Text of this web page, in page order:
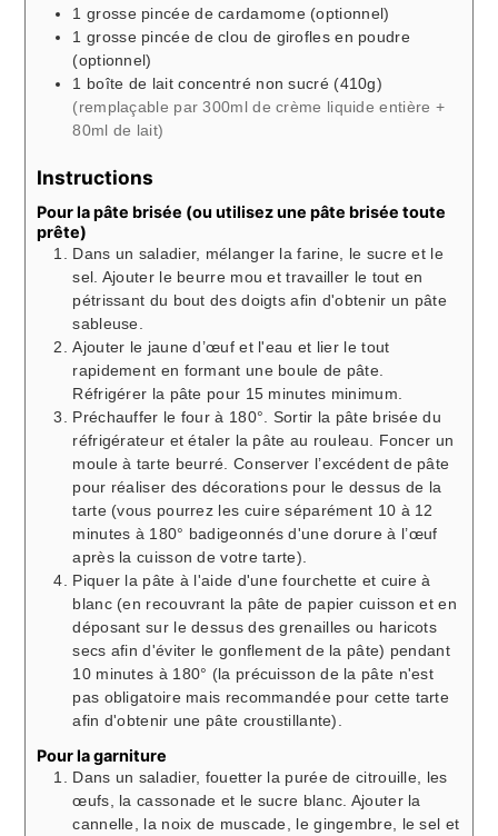
1 grosse pincée de cardamome (optionnel)
1 grosse pincée de clou de girofles en poudre
(optionnel)
1 boîte de lait concentré non sucré (410g)
(remplaçable par 300ml de crème liquide entière +
80ml de lait)
Instructions
Pour la pâte brisée (ou utilisez une pâte brisée toute
prête)
Dans un saladier, mélanger la farine, le sucre et le
sel. Ajouter le beurre mou et travailler le tout en
pétrissant du bout des doigts afin d'obtenir un pâte
sableuse.
Ajouter le jaune d’œuf et l'eau et lier le tout
rapidement en formant une boule de pâte.
Réfrigérer la pâte pour 15 minutes minimum.
Préchauffer le four à 180°. Sortir la pâte brisée du
réfrigérateur et étaler la pâte au rouleau. Foncer un
moule à tarte beurré. Conserver l’excédent de pâte
pour réaliser des décorations pour le dessus de la
tarte (vous pourrez les cuire séparément 10 à 12
minutes à 180° badigeonnés d'une dorure à l’œuf
après la cuisson de votre tarte).
Piquer la pâte à l'aide d'une fourchette et cuire à
blanc (en recouvrant la pâte de papier cuisson et en
déposant sur le dessus des grenailles ou haricots
secs afin d'éviter le gonflement de la pâte) pendant
10 minutes à 180° (la précuisson de la pâte n'est
pas obligatoire mais recommandée pour cette tarte
afin d'obtenir une pâte croustillante).
Pour la garniture
Dans un saladier, fouetter la purée de citrouille, les
œufs, la cassonade et le sucre blanc. Ajouter la
cannelle, la noix de muscade, le gingembre, le sel et